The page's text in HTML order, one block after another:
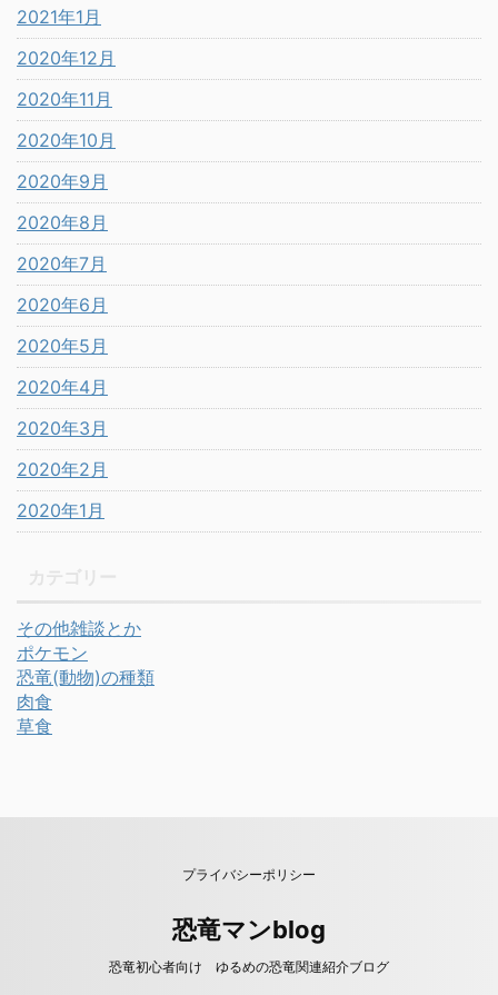
2021年1月
2020年12月
2020年11月
2020年10月
2020年9月
2020年8月
2020年7月
2020年6月
2020年5月
2020年4月
2020年3月
2020年2月
2020年1月
その他雑談とか
ポケモン
恐竜(動物)の種類
肉食
草食
プライバシーポリシー
恐竜マンblog
恐竜初心者向け ゆるめの恐竜関連紹介ブログ